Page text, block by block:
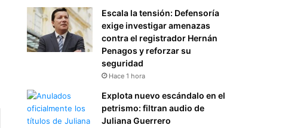
Escala la tensión: Defensoría
exige investigar amenazas
contra el registrador Hernán
Penagos y reforzar su
seguridad
Hace 1 hora
Explota nuevo escándalo en el
petrismo: filtran audio de
Juliana Guerrero